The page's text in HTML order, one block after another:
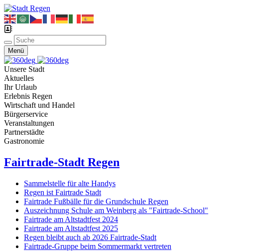
Menü
Unsere Stadt
Aktuelles
Ihr Urlaub
Erlebnis Regen
Wirtschaft und Handel
Bürgerservice
Veranstaltungen
Partnerstädte
Gastronomie
Fairtrade-Stadt Regen
Sammelstelle für alte Handys
Regen ist Fairtrade Stadt
Fairtrade Fußbälle für die Grundschule Regen
Auszeichnung Schule am Weinberg als "Fairtrade-School"
Fairtrade am Altstadtfest 2024
Fairtrade am Altstadtfest 2025
Regen bleibt auch ab 2026 Fairtrade-Stadt
Fairtrade-Gruppe beim Sommermarkt vertreten